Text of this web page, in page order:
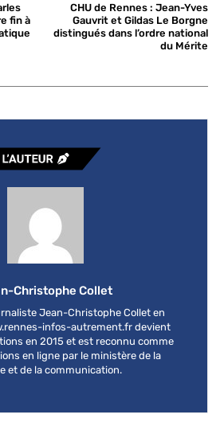
fin à
CHU de Rennes : Jean-Yves
Gauvrit et Gildas Le Borgne
distingués dans l’ordre national
du Mérite
Christophe Collet
Jean-Christophe Collet en
infos-autrement.fr devient
en 2015 et est reconnu comme
en ligne par le ministère de la
et de la communication.